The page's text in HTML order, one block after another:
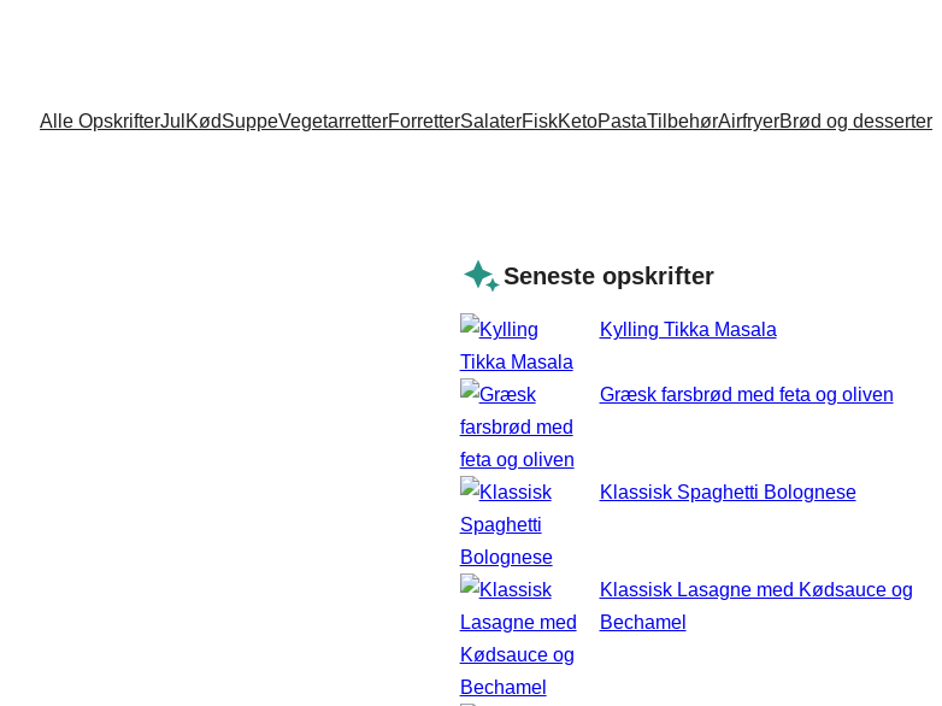
Alle OpskrifterJul KødSuppeVegetarretterForretterSalaterFiskKetoPastaTilbehørAirfryerBrød og desserter
Seneste opskrifter
Kylling Tikka Masala
Græsk farsbrød med feta og oliven
Klassisk Spaghetti Bolognese
Klassisk Lasagne med Kødsauce og
Bechamel